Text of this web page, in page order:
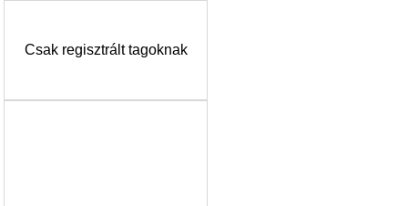
Csak regisztrált tagoknak